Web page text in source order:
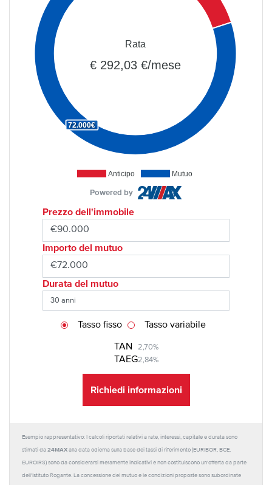
Anticipo Mutuo
72.000€
Rata
€ 292,03 €/mese
Powered by
Prezzo dell'immobile
Importo del mutuo
Durata del mutuo
TAN 2,70%
TAEG2,84%
Tasso fisso Tasso variabile
Richiedi informazioni
Esempio rappresentativo: I calcoli riportati relativi a rate, interessi, capitale e durata sono
stimati da 24MAX alla data odierna sulla base dei tassi di riferimento (EURIBOR, BCE,
EUROIRS) sono da considerarsi meramente indicativi e non costituiscono un'offerta da parte
dell'Istituto Rogante. La concessione del mutuo e le condizioni proposte sono subordinate